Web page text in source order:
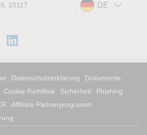
10117
DE
Datenschutzerklärung
Dokumente
Cookie Richtlinie Sicherheit
Phishing
Affiliate Partnerprogramm